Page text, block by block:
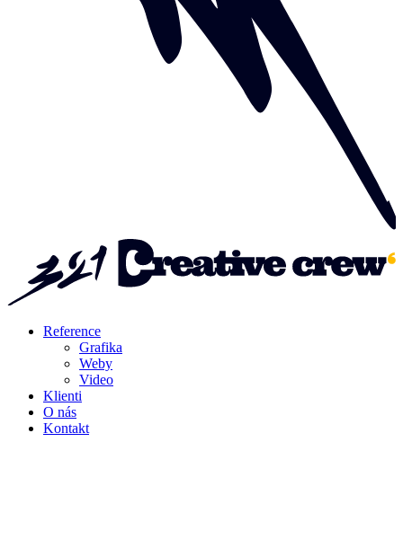
Reference
Grafika
Weby
Video
Klienti
O nás
Kontakt